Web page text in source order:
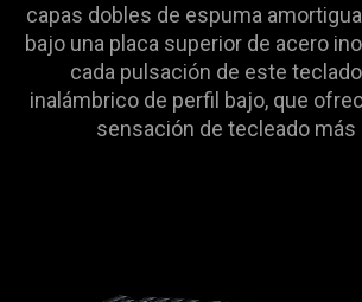
capas dobles de espuma
bajo una placa superior de acero
cada pulsación de este
inalámbrico de perfil bajo, que
sensación de tecleado más